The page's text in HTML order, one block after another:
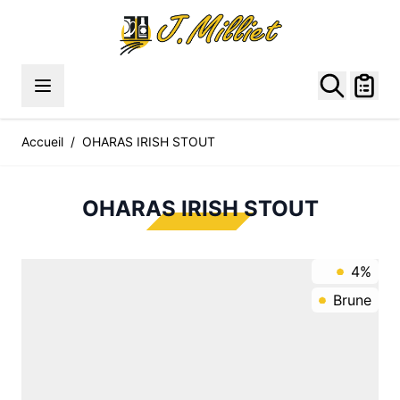
Accueil / OHARAS IRISH STOUT
OHARAS IRISH STOUT
4%
Brune